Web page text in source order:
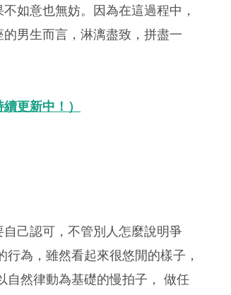
如意也無妨。因為在這過程中，
男生而言，淋漓盡致，拼盡一
更新中！）
己認可，不管別人怎麼說明爭
為，雖然看起來很悠閒的樣子，
自然律動為基礎的慢拍子， 做任